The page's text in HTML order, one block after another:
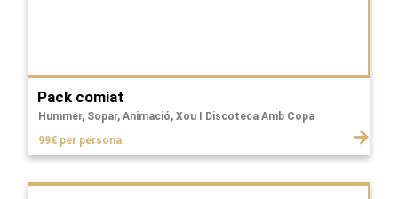
Pack comiat
Hummer, Sopar, Animació, Xou I Discoteca Amb Copa
99€ per persona.